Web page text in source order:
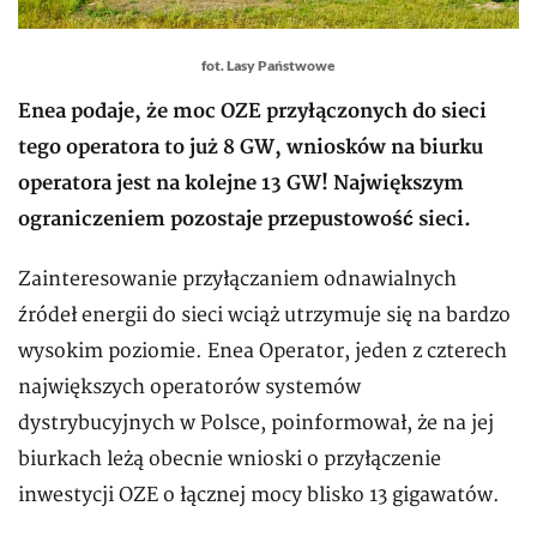
fot. Lasy Państwowe
Enea podaje, że moc OZE przyłączonych do sieci
tego operatora to już 8 GW, wniosków na biurku
operatora jest na kolejne 13 GW! Największym
ograniczeniem pozostaje przepustowość sieci.
Zainteresowanie przyłączaniem odnawialnych
źródeł energii do sieci wciąż utrzymuje się na bardzo
wysokim poziomie. Enea Operator, jeden z czterech
największych operatorów systemów
dystrybucyjnych w Polsce, poinformował, że na jej
biurkach leżą obecnie wnioski o przyłączenie
inwestycji OZE o łącznej mocy blisko 13 gigawatów.